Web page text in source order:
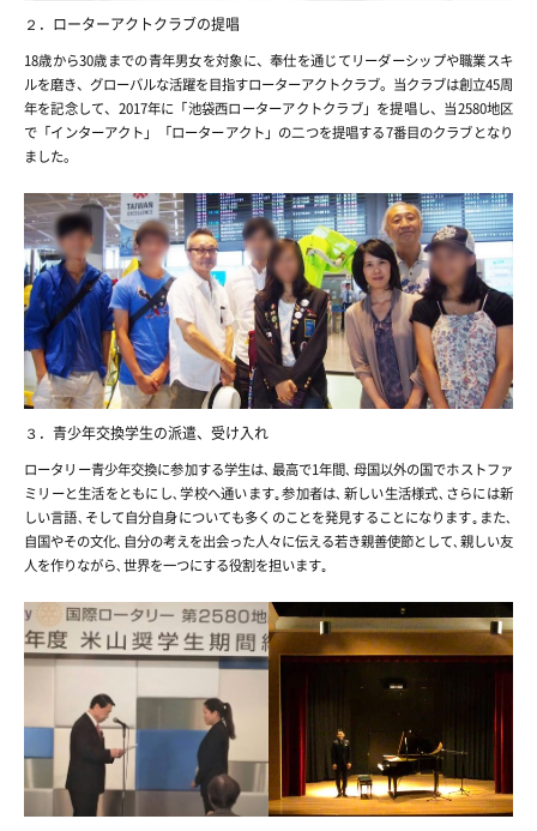
２．ローターアクトクラブの提唱
18歳から30歳までの青年男女を対象に、奉仕を通じてリーダーシップや職業スキ
ルを磨き、グローバルな活躍を目指すローターアクトクラブ。当クラブは創立45周
年を記念して、2017年に「池袋西ローターアクトクラブ」を提唱し、当2580地区
で「インターアクト」「ローターアクト」の二つを提唱する7番目のクラブとなり
ました。
３．青少年交換学生の派遣、受け入れ
ロータリー青少年交換に参加する学生は､最高で1年間､母国以外の国でホストファ
ミリーと生活をともにし､学校へ通います｡参加者は､新しい生活様式､さらには新
しい言語､そして自分自身についても多くのことを発見することになります｡また､
自国やその文化､自分の考えを出会った人々に伝える若き親善使節として､親しい友
人を作りながら､世界を一つにする役割を担います｡